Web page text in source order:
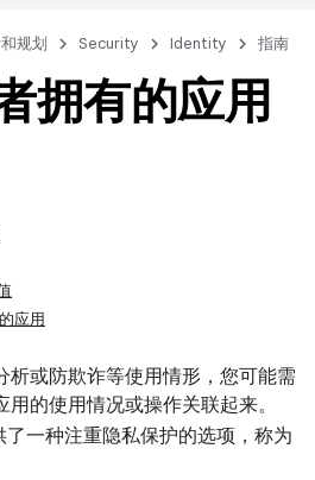
规划 Security Identity 指南
拥有的应用
应用
析或防欺诈等使用情形，您可能需
的使用情况或操作关联起来。
了一种注重隐私保护的选项，称为